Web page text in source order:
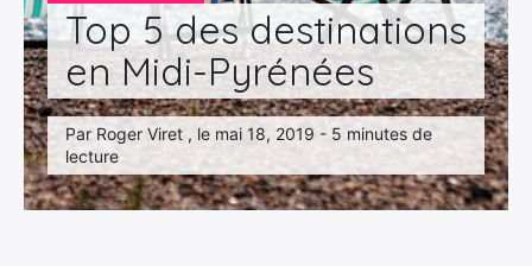
Top 5 des destinations
en Midi-Pyrénées
Par Roger Viret , le mai 18, 2019 - 5 minutes de
lecture